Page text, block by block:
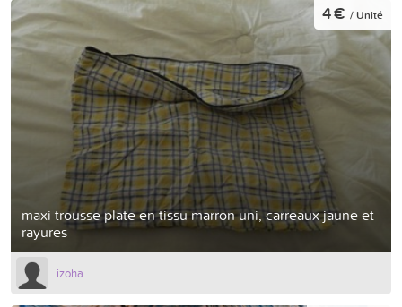
maxi trousse plate en tissu marron uni, carreaux jaune et
rayures
4 € / Unité
izoha